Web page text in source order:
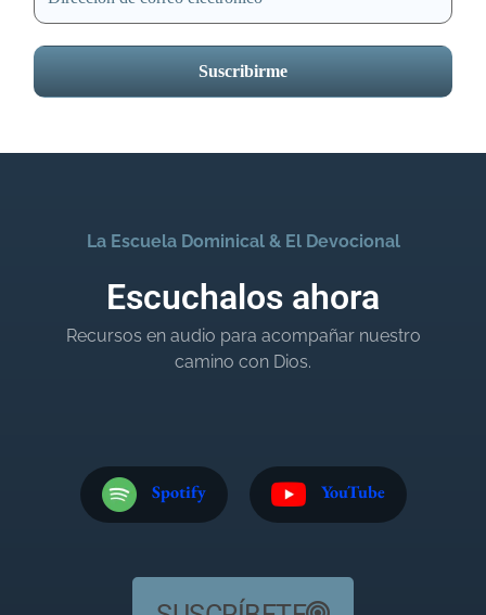
La Escuela Dominical & El Devocional
Escuchalos ahora
Recursos en audio para acompañar nuestro
camino con Dios.
Spotify YouTube